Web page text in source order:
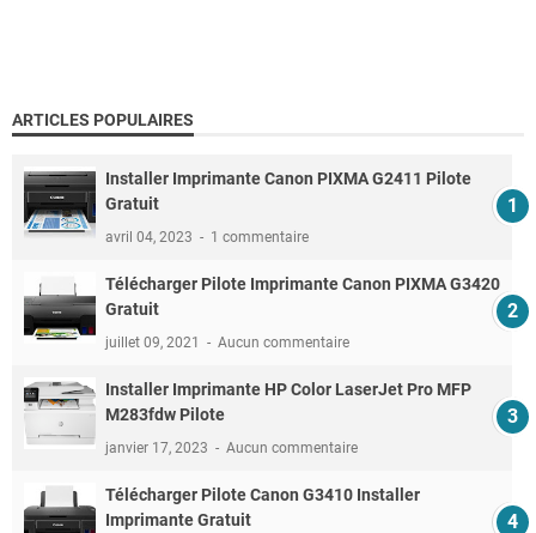
ARTICLES POPULAIRES
Installer Imprimante Canon PIXMA G2411 Pilote
Gratuit
avril 04, 2023 1 commentaire
Télécharger Pilote Imprimante Canon PIXMA G3420
Gratuit
juillet 09, 2021 Aucun commentaire
Installer Imprimante HP Color LaserJet Pro MFP
M283fdw Pilote
janvier 17, 2023 Aucun commentaire
Télécharger Pilote Canon G3410 Installer
Imprimante Gratuit